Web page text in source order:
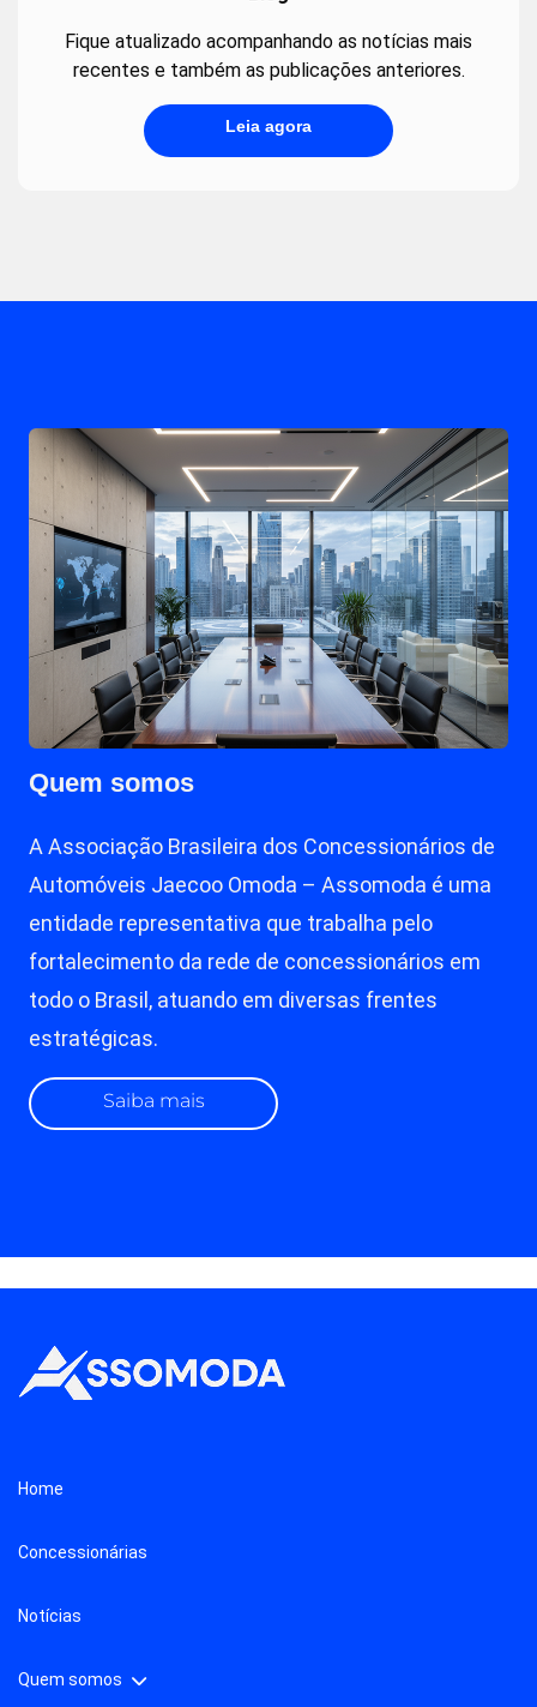
Fique atualizado acompanhando as notícias mais
recentes e também as publicações anteriores.
Leia agora
Quem somos
A Associação Brasileira dos Concessionários de
Automóveis Jaecoo Omoda – Assomoda é uma
entidade representativa que trabalha pelo
fortalecimento da rede de concessionários em
todo o Brasil, atuando em diversas frentes
estratégicas.
Saiba mais
Home
Concessionárias
Notícias
Quem somos